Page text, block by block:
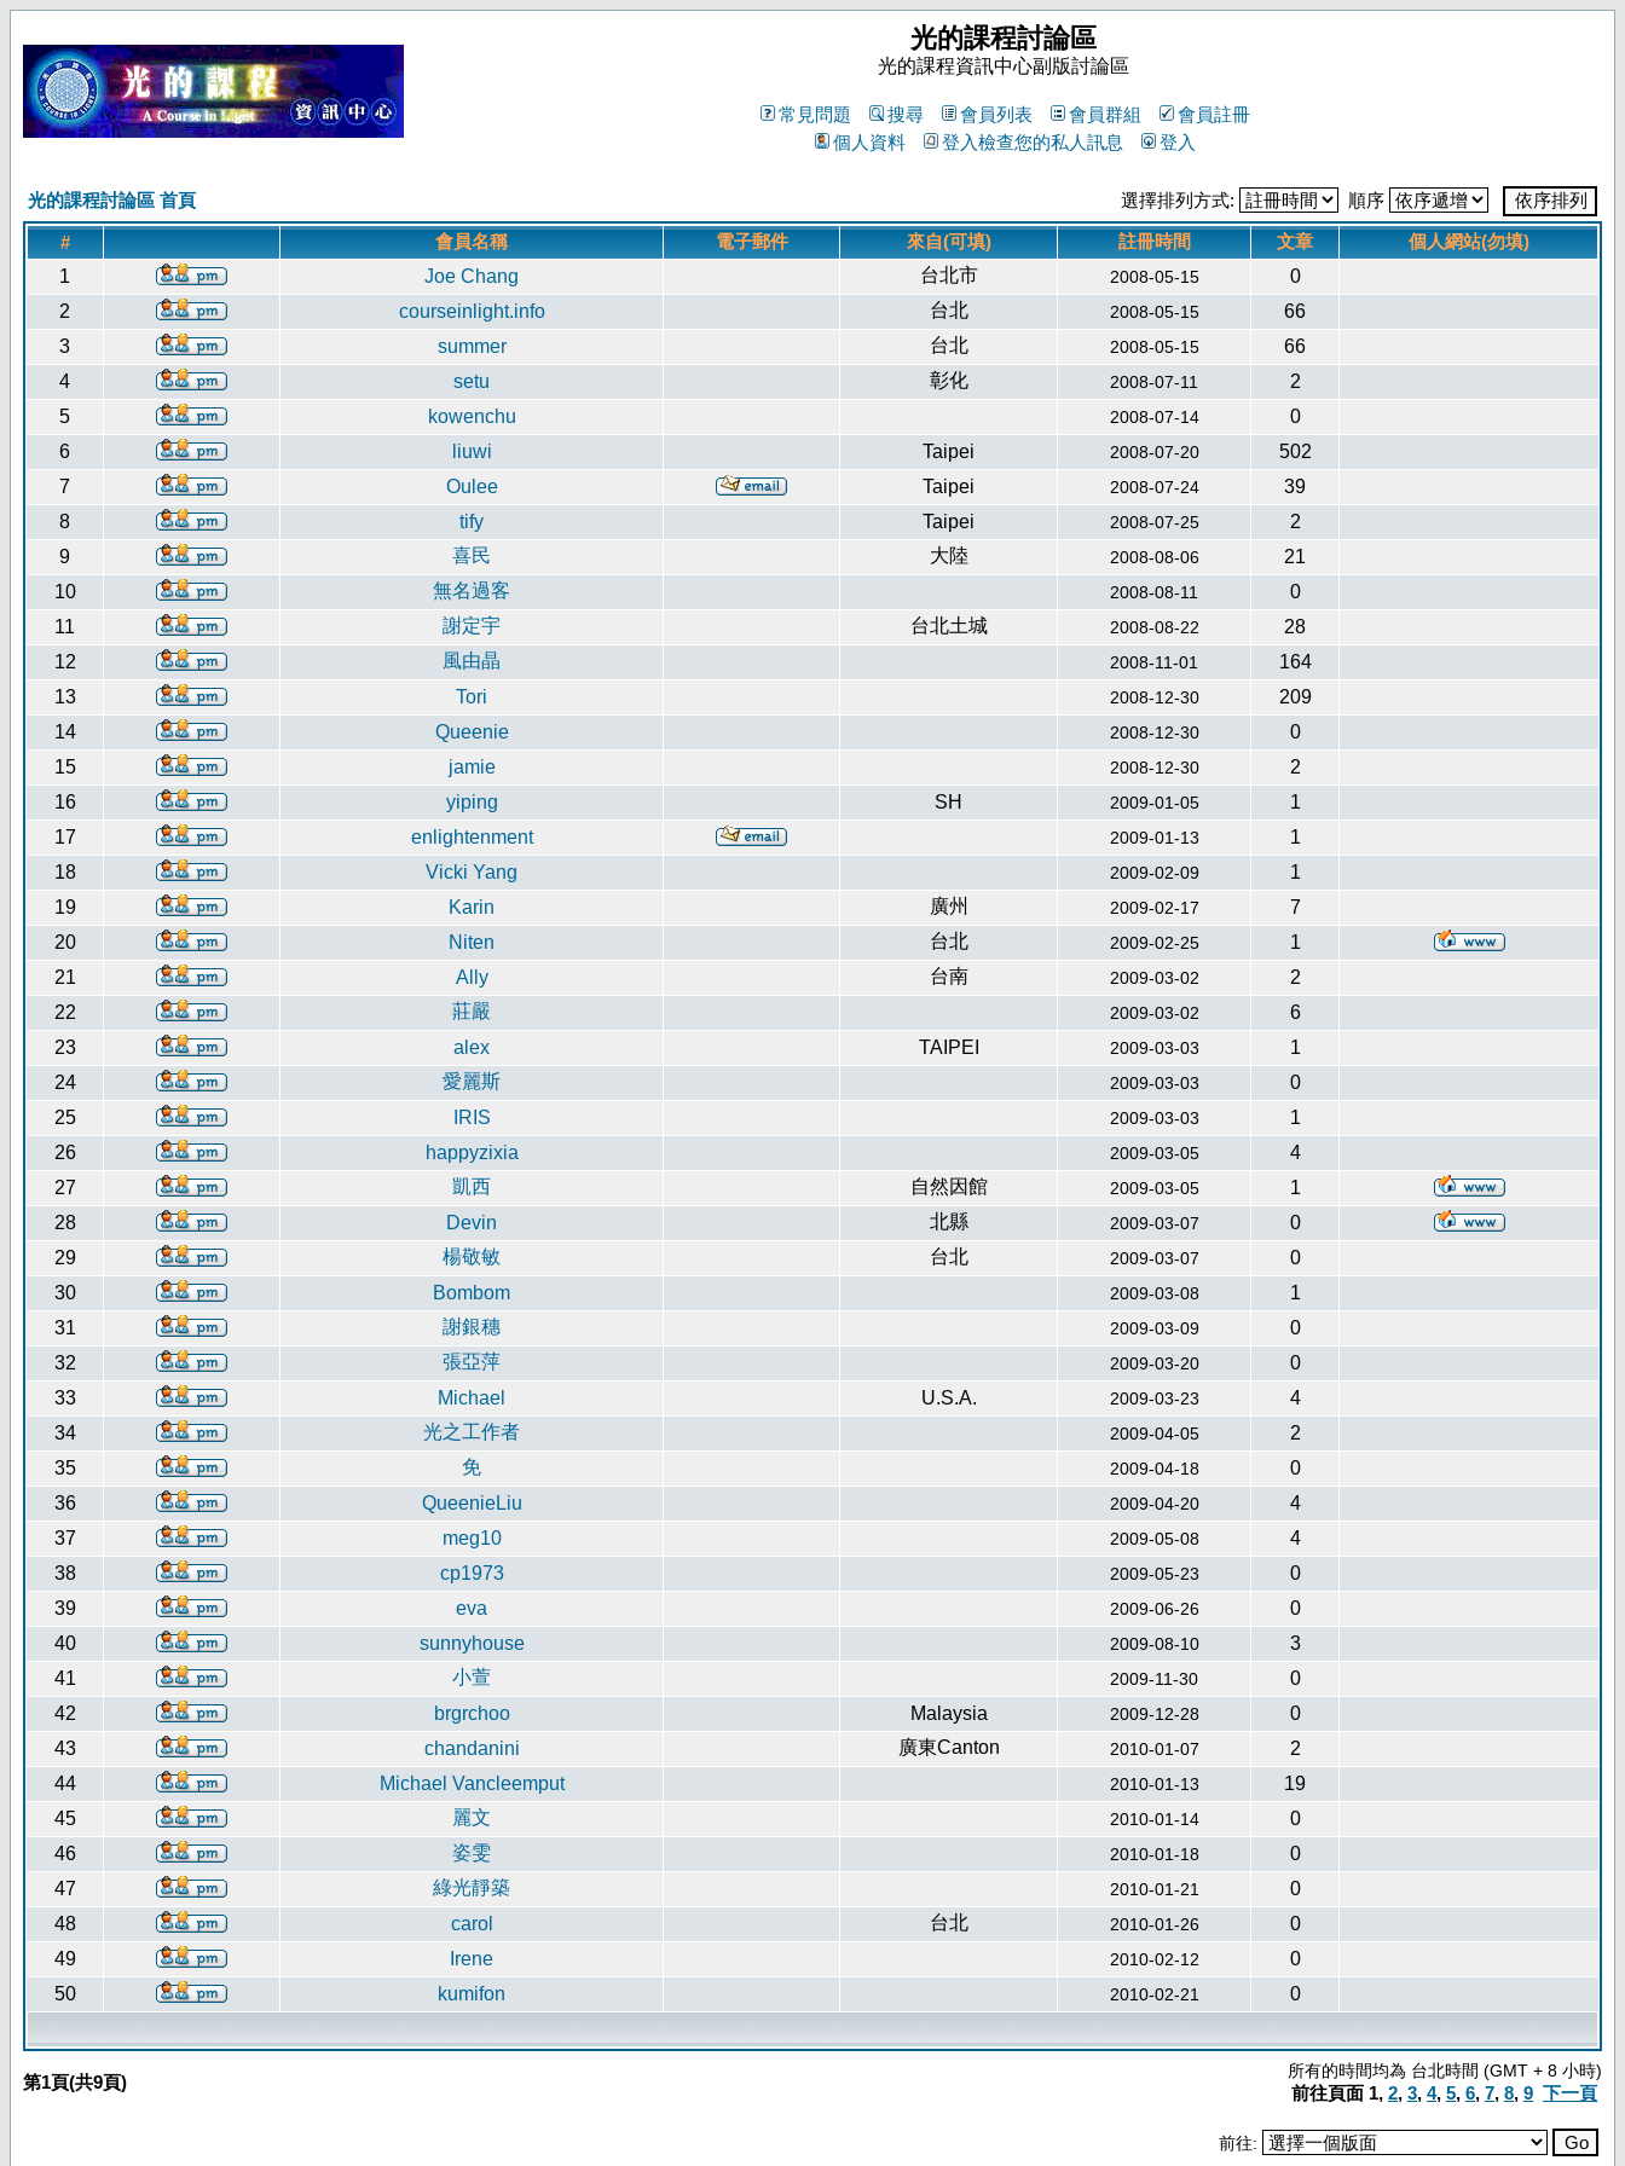
光的課程討論區
光的課程資訊中心副版討論區
常見問題 搜尋 會員列表 會員群組
會員註冊
個人資料
登入檢查您的私人訊息 登入
光的課程討論區 首頁 選擇排列方式: 順序
# 會員名稱 電子郵件 來自(可填) 註冊時間 文章
個人網站(勿填)
1
Joe Chang 台北市 2008-05-15
0
2
courseinlight.info 台北 2008-05-15
66
3
summer 台北 2008-05-15
66
4
setu 彰化 2008-07-11
2
5
kowenchu 2008-07-14
0
6
liuwi Taipei 2008-07-20
502
7
Oulee Taipei 2008-07-24
39
8
tify Taipei 2008-07-25
2
9
喜民 大陸 2008-08-06
21
10
無名過客 2008-08-11
0
11
謝定宇 台北土城 2008-08-22
28
12
風由晶 2008-11-01
164
13
Tori 2008-12-30
209
14
Queenie 2008-12-30
0
15
jamie 2008-12-30
2
16
yiping SH 2009-01-05
1
17
enlightenment 2009-01-13
1
18
Vicki Yang 2009-02-09
1
19
Karin 廣州 2009-02-17
7
20
Niten 台北 2009-02-25
1
21
Ally 台南 2009-03-02
2
22
莊嚴 2009-03-02
6
23
alex TAIPEI 2009-03-03
1
24
愛麗斯 2009-03-03
0
25
IRIS 2009-03-03
1
26
happyzixia 2009-03-05
4
27
凱西 自然因館 2009-03-05
1
28
Devin 北縣 2009-03-07
0
29
楊敬敏 台北 2009-03-07
0
30
Bombom 2009-03-08
1
31
謝銀穗 2009-03-09
0
32
張亞萍 2009-03-20
0
33
Michael U.S.A. 2009-03-23
4
34
光之工作者 2009-04-05
2
35
免 2009-04-18
0
36
QueenieLiu 2009-04-20
4
37
meg10 2009-05-08
4
38
cp1973 2009-05-23
0
39
eva 2009-06-26
0
40
sunnyhouse 2009-08-10
3
41
小萱 2009-11-30
0
42
brgrchoo Malaysia 2009-12-28
0
43
chandanini 廣東Canton 2010-01-07
2
44
Michael Vancleemput 2010-01-13
19
45
麗文 2010-01-14
0
46
姿雯 2010-01-18
0
47
綠光靜築 2010-01-21
0
48
carol 台北 2010-01-26
0
49
Irene 2010-02-12
0
50
kumifon 2010-02-21 0
第1頁(共9頁)
所有的時間均為 台北時間 (GMT + 8 小時)
前往頁面 1, 2, 3, 4, 5, 6, 7, 8, 9 下一頁
前往: